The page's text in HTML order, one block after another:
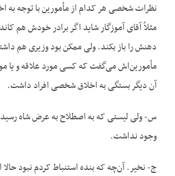
نظرات شخصی هر کدام از مأمورین با توجه به
مثلاً آقای آموزگار شاید اگر برادر خودش هم
دهنش را باز بکند. ولی ممکن بود وزیری هم
مأمورین‌اش می‌گفت که کسی مورد علاقه و یا
آن دیگر بستگی به اخلاق شخصی افراد داشت.
س- ولی لیستی که به اصطلاح به عرض شاه
وجود نداشت.
ج- نخیر. آن‌چه که بنده استنباط کردم نبود